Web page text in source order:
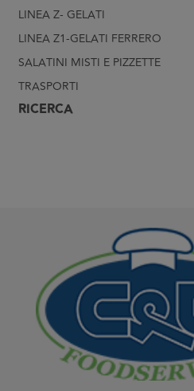
LINEA Z- GELATI
LINEA Z1-GELATI FERRERO
SALATINI MISTI E PIZZETTE
TRASPORTI
RICERCA